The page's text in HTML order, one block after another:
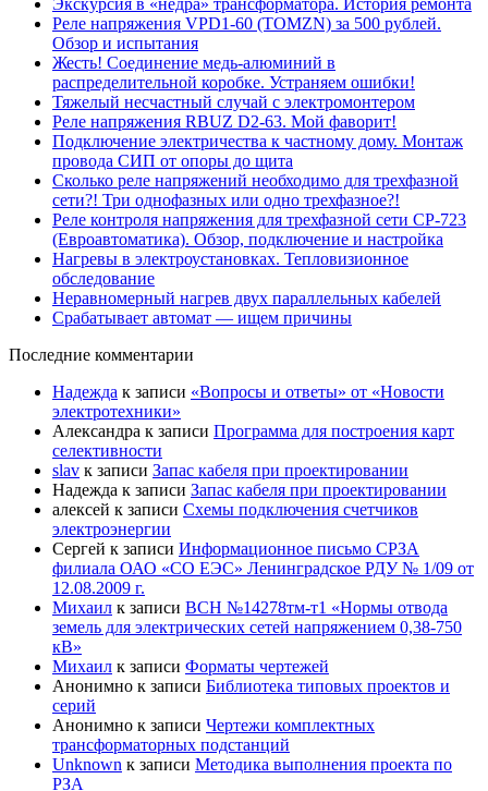
Экскурсия в «недра» трансформатора. История ремонта
Реле напряжения VPD1-60 (TOMZN) за 500 рублей.
Обзор и испытания
Жесть! Соединение медь-алюминий в
распределительной коробке. Устраняем ошибки!
Тяжелый несчастный случай с электромонтером
Реле напряжения RBUZ D2-63. Мой фаворит!
Подключение электричества к частному дому. Монтаж
провода СИП от опоры до щита
Сколько реле напряжений необходимо для трехфазной
сети?! Три однофазных или одно трехфазное?!
Реле контроля напряжения для трехфазной сети СР-723
(Евроавтоматика). Обзор, подключение и настройка
Нагревы в электроустановках. Тепловизионное
обследование
Неравномерный нагрев двух параллельных кабелей
Срабатывает автомат — ищем причины
Последние комментарии
Надежда к записи «Вопросы и ответы» от «Новости
электротехники»
Александра к записи Программа для построения карт
селективности
slav к записи Запас кабеля при проектировании
Надежда к записи Запас кабеля при проектировании
алексей к записи Схемы подключения счетчиков
электроэнергии
Сергей к записи Информационное письмо СРЗА
филиала ОАО «СО ЕЭС» Ленинградское РДУ № 1/09 от
12.08.2009 г.
Михаил к записи ВСН №14278тм-т1 «Нормы отвода
земель для электрических сетей напряжением 0,38-750
кВ»
Михаил к записи Форматы чертежей
Анонимно к записи Библиотека типовых проектов и
серий
Анонимно к записи Чертежи комплектных
трансформаторных подстанций
Unknown к записи Методика выполнения проекта по
РЗА